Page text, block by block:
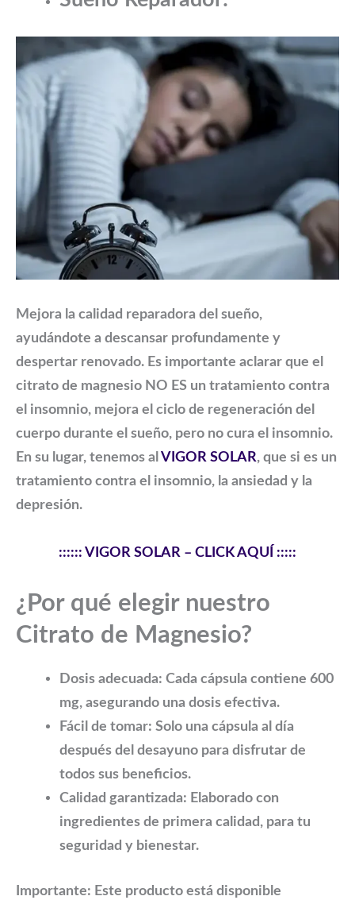
Mejora la calidad reparadora del sueño,
ayudándote a descansar profundamente y
despertar renovado. Es importante aclarar que el
citrato de magnesio NO ES un tratamiento contra
el insomnio, mejora el ciclo de regeneración del
cuerpo durante el sueño, pero no cura el insomnio.
En su lugar, tenemos al VIGOR SOLAR, que si es un
tratamiento contra el insomnio, la ansiedad y la
depresión.
:::::: VIGOR SOLAR – CLICK AQUÍ :::::
¿Por qué elegir nuestro
Citrato de Magnesio?
Dosis adecuada: Cada cápsula contiene 600
mg, asegurando una dosis efectiva.
Fácil de tomar: Solo una cápsula al día
después del desayuno para disfrutar de
todos sus beneficios.
Calidad garantizada: Elaborado con
ingredientes de primera calidad, para tu
seguridad y bienestar.
Importante: Este producto está disponible